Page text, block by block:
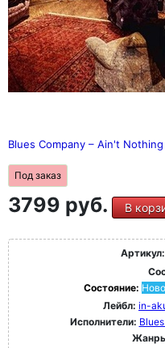
Blues Company ‎– Ain't
Под заказ
3799 руб. В
Артикул:
Состояние:
Лейбл: in-
Исполнители: